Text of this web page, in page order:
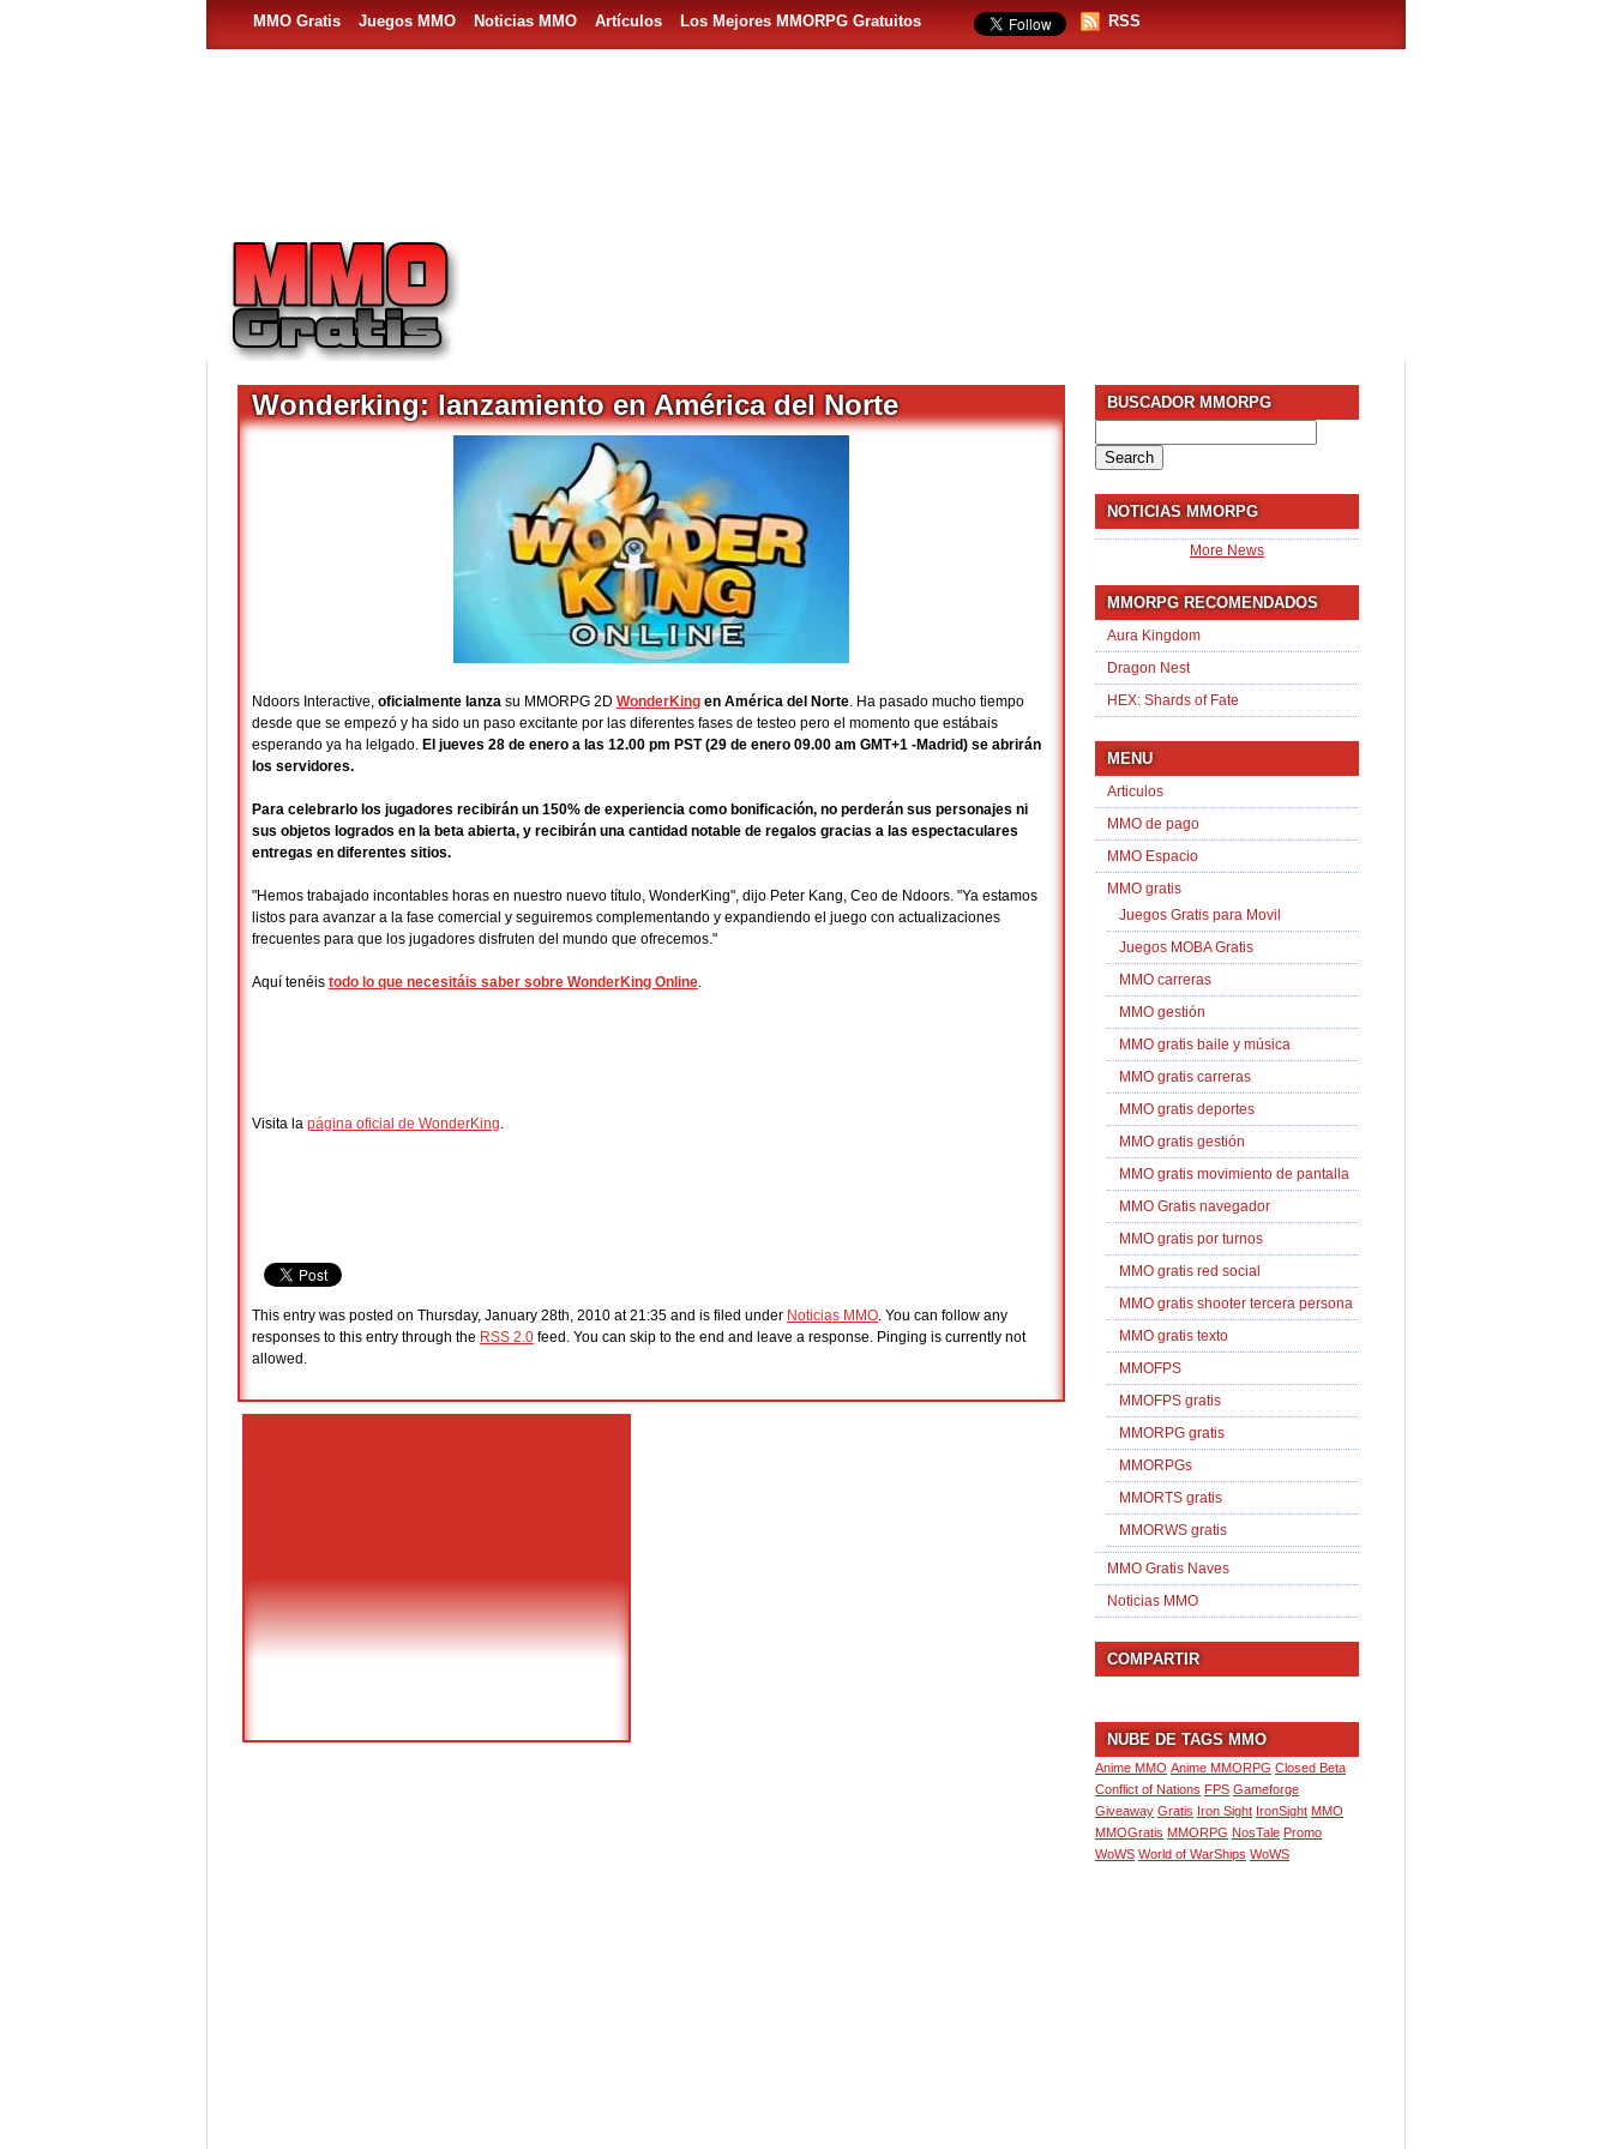
MMO Gratis Juegos MMO Noticias MMO Artículos Los Mejores MMORPG Gratuitos RSS
Wonderking: lanzamiento en América del Norte
Ndoors Interactive, oficialmente lanza su MMORPG 2D WonderKing en América del Norte. Ha pasado mucho tiempo
desde que se empezó y ha sido un paso excitante por las diferentes fases de testeo pero el momento que estábais
esperando ya ha lelgado. El jueves 28 de enero a las 12.00 pm PST (29 de enero 09.00 am GMT+1 -Madrid) se abrirán
los servidores.
Para celebrarlo los jugadores recibirán un 150% de experiencia como bonificación, no perderán sus personajes ni
sus objetos logrados en la beta abierta, y recibirán una cantidad notable de regalos gracias a las espectaculares
entregas en diferentes sitios.
"Hemos trabajado incontables horas en nuestro nuevo título, WonderKing", dijo Peter Kang, Ceo de Ndoors. "Ya estamos
listos para avanzar a la fase comercial y seguiremos complementando y expandiendo el juego con actualizaciones
frecuentes para que los jugadores disfruten del mundo que ofrecemos."
Aquí tenéis todo lo que necesitáis saber sobre WonderKing Online.
Visita la página oficial de WonderKing.
This entry was posted on Thursday, January 28th, 2010 at 21:35 and is filed under Noticias MMO. You can follow any
responses to this entry through the RSS 2.0 feed. You can skip to the end and leave a response. Pinging is currently not
allowed.
BUSCADOR MMORPG
for:
NOTICIAS MMORPG
More News
MMORPG RECOMENDADOS
Aura Kingdom
Dragon Nest
HEX: Shards of Fate
MENU
Articulos
MMO de pago
MMO Espacio
MMO gratis
Juegos Gratis para Movil
Juegos MOBA Gratis
MMO carreras
MMO gestión
MMO gratis baile y música
MMO gratis carreras
MMO gratis deportes
MMO gratis gestión
MMO gratis movimiento de pantalla
MMO Gratis navegador
MMO gratis por turnos
MMO gratis red social
MMO gratis shooter tercera persona
MMO gratis texto
MMOFPS
MMOFPS gratis
MMORPG gratis
MMORPGs
MMORTS gratis
MMORWS gratis
MMO Gratis Naves
Noticias MMO
COMPARTIR
NUBE DE TAGS MMO
Anime MMO Anime MMORPG Closed Beta
Conflict of Nations FPS Gameforge
Giveaway Gratis Iron Sight IronSight MMO
MMOGratis MMORPG NosTale Promo
WoWS World of WarShips WoWS